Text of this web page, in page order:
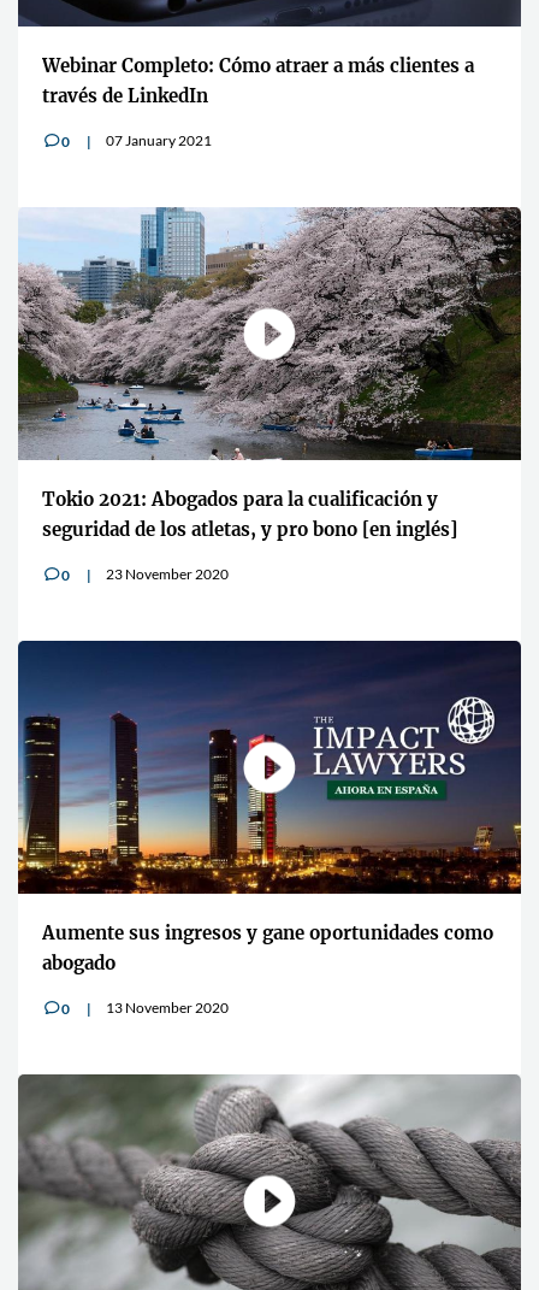
Webinar Completo: Cómo atraer a más clientes a
través de LinkedIn
v0 07 January 2021
Tokio 2021: Abogados para la cualificación y
seguridad de los atletas, y pro bono [en inglés]
v0 23 November 2020
Aumente sus ingresos y gane oportunidades como
abogado
v0 13 November 2020